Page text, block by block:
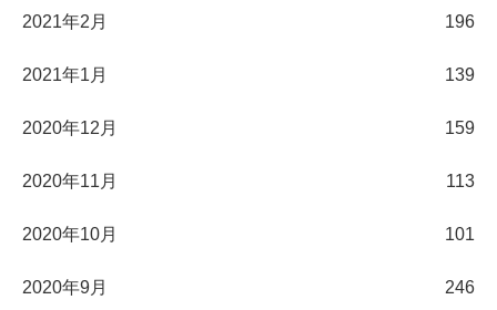
2021年2月 196
2021年1月 139
2020年12月 159
2020年11月 113
2020年10月 101
2020年9月 246